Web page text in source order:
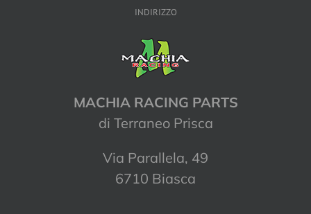
INDIRIZZO
MACHIA RACING PARTS
di Terraneo Prisca
Via Parallela, 49
6710 Biasca